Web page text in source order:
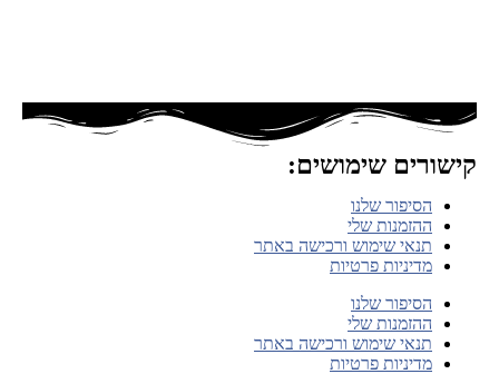
קישורים שימושים:
הסיפור שלנו
ההזמנות שלי
תנאי שימוש ורכישה באתר
מדיניות פרטיות
הסיפור שלנו
ההזמנות שלי
תנאי שימוש ורכישה באתר
מדיניות פרטיות